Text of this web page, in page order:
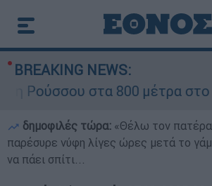
BREAKING NEWS:
στα 800 μέτρα στο
δημοφιλές τώρα: «Θέλω τον
παρέσυρε νύφη λίγες ώρες μετά το
να πάει σπίτι...